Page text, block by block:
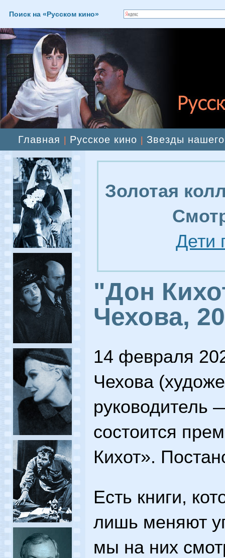
Поиск на «Русском кино»
Главная Русское кино Звезды
Золотая
Дети
"Дон
Чехова,
14 февраля
Чехова
руководитель
состоится
Кихот».
Есть книги,
лишь меняют
мы на них